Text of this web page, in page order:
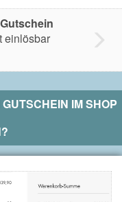
einlösbar
GUTSCHEIN IM SHOP